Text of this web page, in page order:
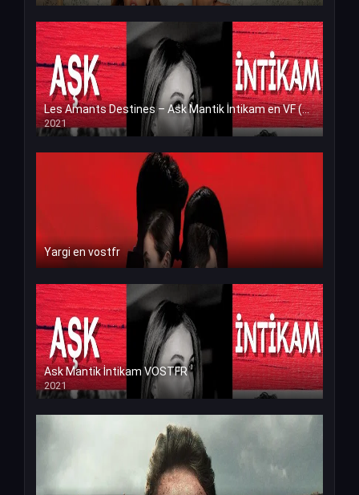
Les Amants Destines – Ask Mantik İntikam en VF (Voix Francaise)
2021
Yargi en vostfr
Ask Mantik İntikam VOSTFR
2021